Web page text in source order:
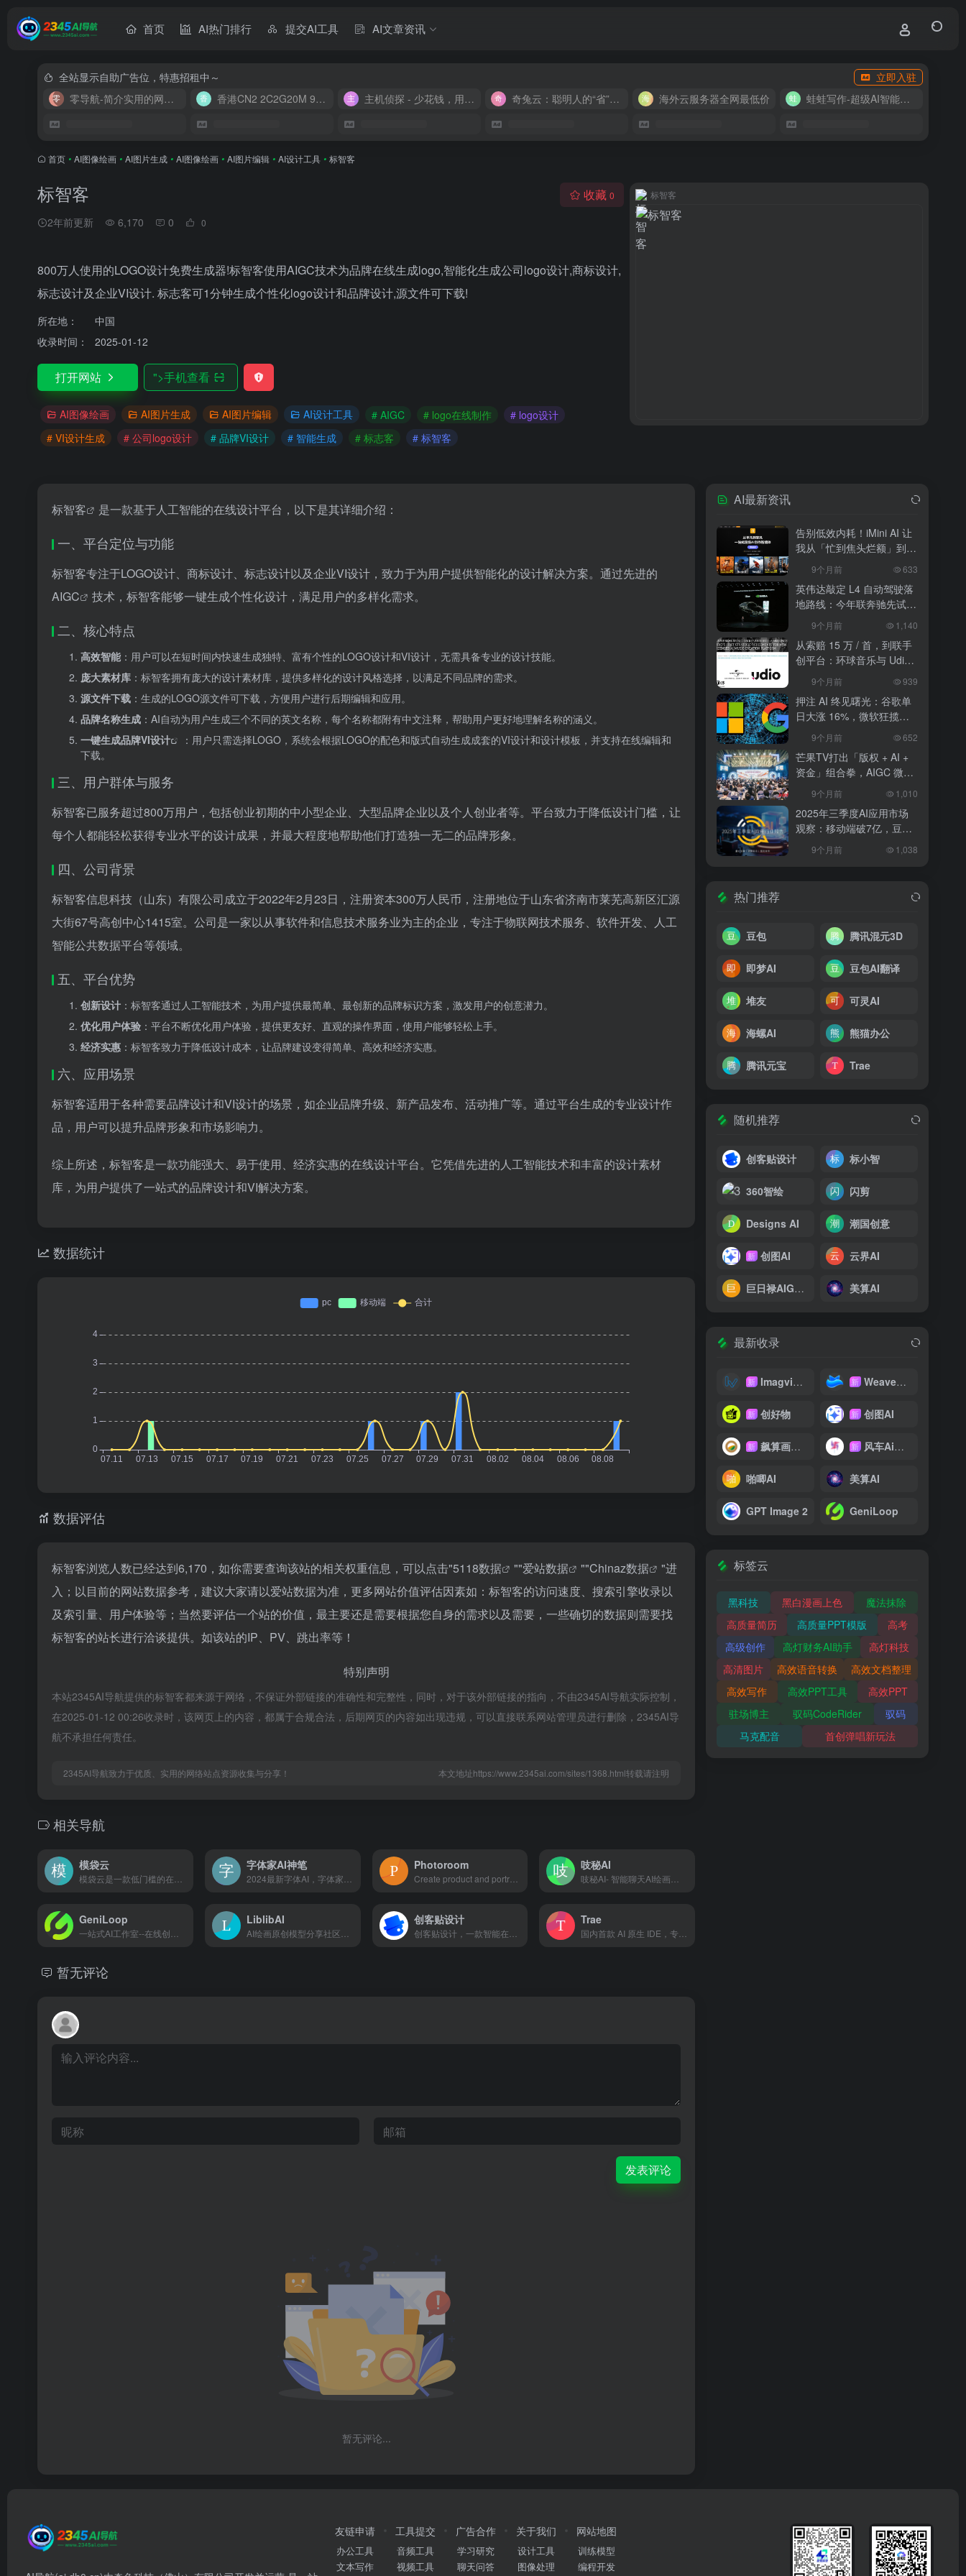
首页 AI热门排行 提交AI工具 AI文章资讯
全站显示自助广告位，特惠招租中～
立即入驻
零导航-简介实用的网址导航
香港CN2 2C2G20M 9.9/月 主机侦探 - 少花钱，用好云 奇兔云：聪明人的“省”钱计划！ 海外云服务器全网最低价 蛙蛙写作-超级AI智能写作助手
首页 • AI图像绘画 • AI图片生成 • AI图像绘画 • AI图片编辑 • AI设计工具 • 标智客
标智客
2年前更新 6,170 0 0
收藏 0
800万人使用的LOGO设计免费生成器!标智客使用AIGC技术为品牌在线生成logo,智能化生成公司logo设计,商标设计,
标志设计及企业VI设计. 标志客可1分钟生成个性化logo设计和品牌设计,源文件可下载!
所在地：
中国
收录时间：
2025-01-12
打开网站 ">手机查看
AI图像绘画 AI图片生成 AI图片编辑 AI设计工具 # AIGC # logo在线制作
# logo设计
# VI设计生成
# 公司logo设计 # 品牌VI设计 # 智能生成 # 标志客 # 标智客
标智客
标智客 是一款基于人工智能的在线设计平台，以下是其详细介绍：
一、平台定位与功能
标智客专注于LOGO设计、商标设计、标志设计以及企业VI设计，致力于为用户提供智能化的设计解决方案。通过先进的
AIGC
技术，标智客能够一键生成个性化设计，满足用户的多样化需求。
二、核心特点
高效智能：用户可以在短时间内快速生成独特、富有个性的LOGO设计和VI设计，无需具备专业的设计技能。
庞大素材库 ：标智客拥有庞大的设计素材库，提供多样化的设计风格选择，以满足不同品牌的需求。
源文件下载 ：生成的LOGO源文件可下载，方便用户进行后期编辑和应用。
品牌名称生成 ：AI自动为用户生成三个不同的英文名称，每个名称都附有中文注释，帮助用户更好地理解名称的涵义。
一键生成品牌VI设计
：用户只需选择LOGO，系统会根据LOGO的配色和版式自动生成成套的VI设计和设计模板，并支持在线编辑和
下载。
三、用户群体与服务
标智客已服务超过800万用户，包括创业初期的中小型企业、大型品牌企业以及个人创业者等。平台致力于降低设计门槛，让
每个人都能轻松获得专业水平的设计成果，并最大程度地帮助他们打造独一无二的品牌形象。
四、公司背景
标智客信息科技（山东）有限公司成立于2022年2月23日，注册资本300万人民币，注册地位于山东省济南市莱芜高新区汇源
大街67号高创中心1415室。公司是一家以从事软件和信息技术服务业为主的企业，专注于物联网技术服务、软件开发、人工
智能公共数据平台等领域。
五、平台优势
创新设计 ：标智客通过人工智能技术，为用户提供最简单、最创新的品牌标识方案，激发用户的创意潜力。
优化用户体验 ：平台不断优化用户体验，提供更友好、直观的操作界面，使用户能够轻松上手。
经济实惠 ：标智客致力于降低设计成本，让品牌建设变得简单、高效和经济实惠。
六、应用场景
标智客适用于各种需要品牌设计和VI设计的场景，如企业品牌升级、新产品发布、活动推广等。通过平台生成的专业设计作
品，用户可以提升品牌形象和市场影响力。
综上所述，标智客是一款功能强大、易于使用、经济实惠的在线设计平台。它凭借先进的人工智能技术和丰富的设计素材
库，为用户提供了一站式的品牌设计和VI解决方案。
数据统计
数据评估
标智客浏览人数已经达到6,170，如你需要查询该站的相关权重信息，可以点击"5118数据 ""爱站数据 ""Chinaz数据
"进
入；以目前的网站数据参考，建议大家请以爱站数据为准，更多网站价值评估因素如：标智客的访问速度、搜索引擎收录以
及索引量、用户体验等；当然要评估一个站的价值，最主要还是需要根据您自身的需求以及需要，一些确切的数据则需要找
标智客的站长进行洽谈提供。如该站的IP、PV、跳出率等！
特别声明
本站2345AI导航提供的标智客都来源于网络，不保证外部链接的准确性和完整性，同时，对于该外部链接的指向，不由2345AI导航实际控制，
在2025-01-12 00:26收录时，该网页上的内容，都属于合规合法，后期网页的内容如出现违规，可以直接联系网站管理员进行删除，2345AI导
航不承担任何责任。
2345AI导航致力于优质、实用的网络站点资源收集与分享！ 本文地址https://www.2345ai.com/sites/1368.html转载请注明
相关导航
模袋云 字体家AI神笔 Photoroom
Create product and portrait pictures using only your phone and our AI photo editing tools. Remove background, change background and showcase products.
吱秘AI
GeniLoop LiblibAI 创客贴设计 Trae
暂无评论
发表评论
暂无评论...
AI最新资讯
告别低效内耗！iMini AI 让
我从「忙到焦头烂额」到
「下班准时打卡」
9个月前 633
英伟达敲定 L4 自动驾驶落
地路线：今年联奔驰先试
水，2027 年 10 万辆无人
出租上路
9个月前 1,140
从索赔 15 万 / 首，到联手
创平台：环球音乐与 Udio
和解，改写 AI 音乐行业规
9个月前 939
押注 AI 终见曙光：谷歌单
日大涨 16%，微软狂揽
18%，科技巨头的 “苦熬与
9个月前 652
芒果TV打出「版权 + AI +
资金」组合拳，AIGC 微短
剧行业将迎洗牌？
9个月前 1,010
2025年三季度AI应用市场
观察：移动端破7亿，豆包
异军突起
9个月前 1,038
热门推荐
豆包 腾讯混元3D
即梦AI 豆包AI翻译
堆友 可灵AI
海螺AI 熊猫办公
腾讯元宝 Trae
随机推荐
创客贴设计 标小智
360智绘 闪剪
Designs AI 潮国创意
新 创图AI 云界AI
巨日禄AIGC创作平台 美算AI
最新收录
新 Imagvio AI 新 WeaveFox
新 创好物 新 创图AI
新 飙算画影网 新 风车Ai翻译
啪唧AI 美算AI
GPT Image 2 GeniLoop
标签云
黑科技 黑白漫画上色
魔法抹除
高质量简历
高质量PPT模版
高考
高级创作
高灯财务AI助手
高灯科技
高清图片
高效语音转换
高效文档整理
高效写作
高效PPT工具
高效PPT
驻场博主
驭码CodeRider
驭码
马克配音
首创弹唱新玩法
友链申请
办公工具
文本写作
工具提交
音频工具
视频工具
广告合作
学习研究
聊天问答
关于我们
设计工具
图像处理
网站地图
训练模型
编程开发